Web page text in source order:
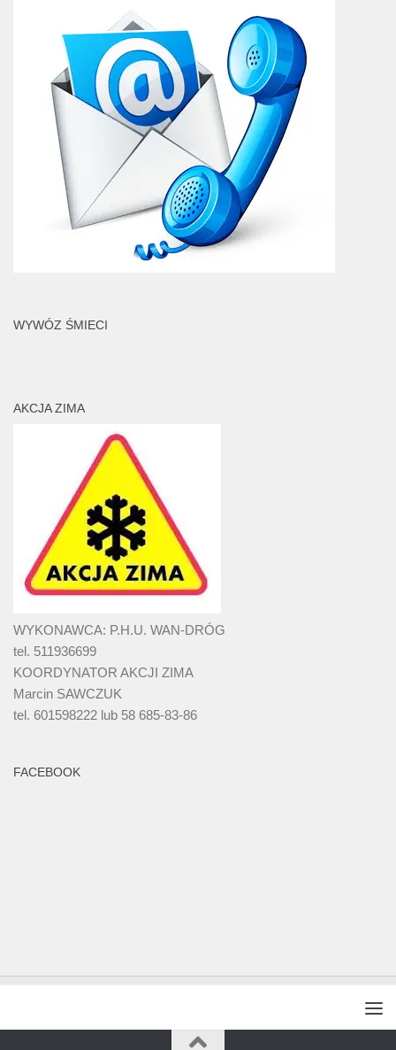
WYWÓZ ŚMIECI
AKCJA ZIMA
WYKONAWCA: P.H.U. WAN-DRÓG
tel. 511936699
KOORDYNATOR AKCJI ZIMA
Marcin SAWCZUK
tel. 601598222 lub 58 685-83-86
FACEBOOK